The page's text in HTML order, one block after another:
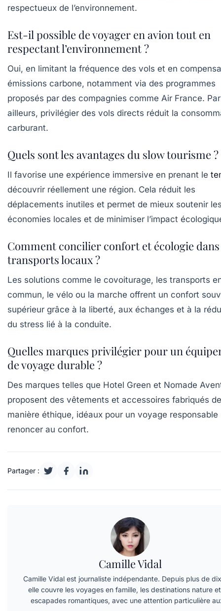
respectueux de l’environnement.
Est-il possible de voyager en avion tout en
respectant l’environnement ?
Oui, en limitant la fréquence des vols et en
émissions carbone, notamment via des programmes
proposés par des compagnies comme Air France. Par
ailleurs, privilégier des vols directs réduit la
carburant.
Quels sont les avantages du slow tourisme ?
Il favorise une expérience immersive en prenant le
découvrir réellement une région. Cela réduit les
déplacements inutiles et permet de mieux soutenir
économies locales et de minimiser l’impact
Comment concilier confort et écologie dans
transports locaux ?
Les solutions comme le covoiturage, les transports
commun, le vélo ou la marche offrent un confort
supérieur grâce à la liberté, aux échanges et à la
du stress lié à la conduite.
Quelles marques privilégier pour un
de voyage durable ?
Des marques telles que Hotel Green et Nomade
proposent des vêtements et accessoires fabriqués de
manière éthique, idéaux pour un voyage responsable
renoncer au confort.
Partager :
Camille Vidal
Camille Vidal est journaliste indépendante. Depuis plus de
elle couvre les voyages en famille, les destinations nature
escapades romantiques, avec une attention particulière